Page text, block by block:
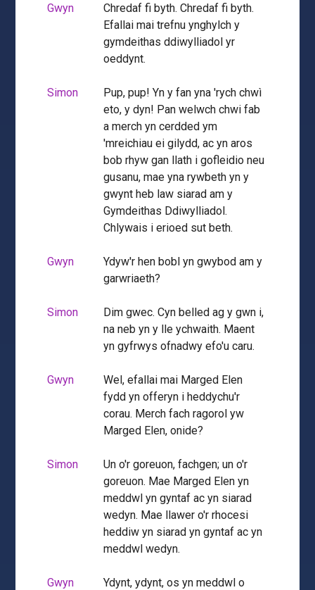
Gwyn
Chredaf fi byth. Chredaf fi byth.
Efallai mai trefnu ynghylch y
gymdeithas ddiwylliadol yr
oeddynt.
Simon
Pup, pup! Yn y fan yna 'rych chwì
eto, y dyn! Pan welwch chwi fab
a merch yn cerdded ym
'mreichiau ei gilydd, ac yn aros
bob rhyw gan llath i gofleidio neu
gusanu, mae yna rywbeth yn y
gwynt heb law siarad am y
Gymdeithas Ddiwylliadol.
Chlywais i erioed sut beth.
Gwyn
Ydyw'r hen bobl yn gwybod am y
garwriaeth?
Simon
Dim gwec. Cyn belled ag y gwn i,
na neb yn y lle ychwaith. Maent
yn gyfrwys ofnadwy efo'u caru.
Gwyn
Wel, efallai mai Marged Elen
fydd yn offeryn i heddychu'r
corau. Merch fach ragorol yw
Marged Elen, onide?
Simon
Un o'r goreuon, fachgen; un o'r
goreuon. Mae Marged Elen yn
meddwl yn gyntaf ac yn siarad
wedyn. Mae llawer o'r rhocesi
heddiw yn siarad yn gyntaf ac yn
meddwl wedyn.
Gwyn
Ydynt, ydynt, os yn meddwl o